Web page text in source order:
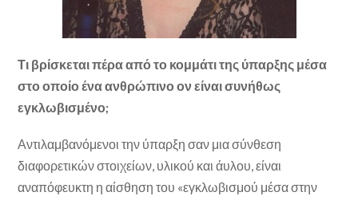
Τι βρίσκεται πέρα από το κομμάτι της ύπαρξης μέσα
στο οποίο ένα ανθρώπινο ον είναι συνήθως
εγκλωβισμένο;
Αντιλαμβανόμενοι την ύπαρξη σαν μια σύνθεση
διαφορετικών στοιχείων, υλικού και άυλου, είναι
αναπόφευκτη η αίσθηση του «εγκλωβισμού μέσα στην